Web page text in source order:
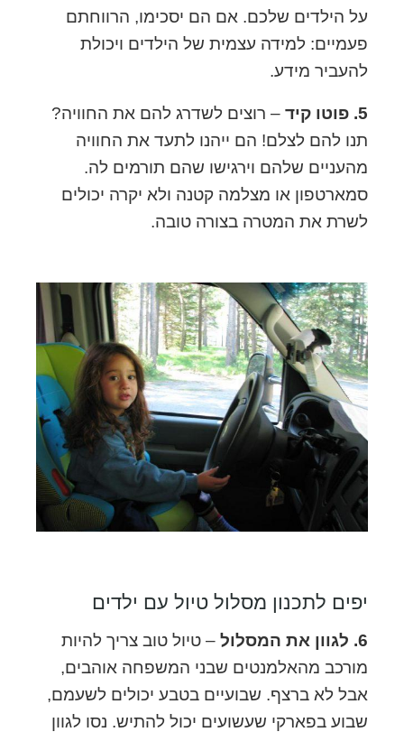
על הילדים שלכם. אם הם יסכימו, הרווחתם
פעמיים: למידה עצמית של הילדים ויכולת
להעביר מידע.
5. פוטו קיד
– רוצים לשדרג להם את החוויה?
תנו להם לצלם! הם ייהנו לתעד את החוויה
מהעניים שלהם וירגישו שהם תורמים לה.
סמארטפון או מצלמה קטנה ולא יקרה יכולים
לשרת את המטרה בצורה טובה.
יפים לתכנון מסלול טיול עם ילדים
6. לגוון את המסלול
– טיול טוב צריך להיות
מורכב מהאלמנטים שבני המשפחה אוהבים,
אבל לא ברצף. שבועיים בטבע יכולים לשעמם,
שבוע בפארקי שעשועים יכול להתיש. נסו לגוון